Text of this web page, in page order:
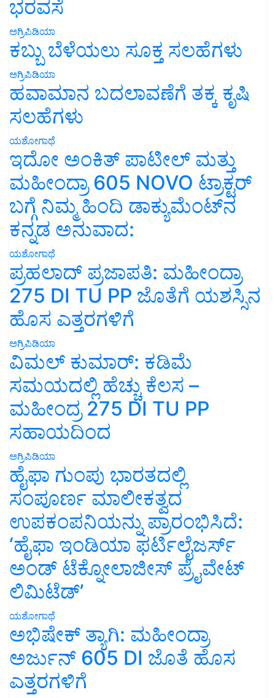
ಭರವಸೆ
ಅಗ್ರಿಪಿಡಿಯಾ
ಕಬ್ಬು ಬೆಳೆಯಲು ಸೂಕ್ತ ಸಲಹೆಗಳು
ಅಗ್ರಿಪಿಡಿಯಾ
ಹವಾಮಾನ ಬದಲಾವಣೆಗೆ ತಕ್ಕ ಕೃಷಿ
ಸಲಹೆಗಳು
ಯಶೋಗಾಥೆ
ಇದೋ ಅಂಕಿತ್ ಪಾಟೀಲ್ ಮತ್ತು
ಮಹೀಂದ್ರಾ 605 NOVO ಟ್ರಾಕ್ಟರ್
ಬಗ್ಗೆ ನಿಮ್ಮ ಹಿಂದಿ ಡಾಕ್ಯುಮೆಂಟ್‌ನ
ಕನ್ನಡ ಅನುವಾದ:
ಯಶೋಗಾಥೆ
ಪ್ರಹಲಾದ್ ಪ್ರಜಾಪತಿ: ಮಹೀಂದ್ರಾ
275 DI TU PP ಜೊತೆಗೆ ಯಶಸ್ಸಿನ
ಹೊಸ ಎತ್ತರಗಳಿಗೆ
ಅಗ್ರಿಪಿಡಿಯಾ
ವಿಮಲ್ ಕುಮಾರ್: ಕಡಿಮೆ
ಸಮಯದಲ್ಲಿ ಹೆಚ್ಚು ಕೆಲಸ –
ಮಹೀಂದ್ರ 275 DI TU PP
ಸಹಾಯದಿಂದ
ಅಗ್ರಿಪಿಡಿಯಾ
ಹೈಫಾ ಗುಂಪು ಭಾರತದಲ್ಲಿ
ಸಂಪೂರ್ಣ ಮಾಲೀಕತ್ವದ
ಉಪಕಂಪನಿಯನ್ನು ಪ್ರಾರಂಭಿಸಿದೆ:
‘ಹೈಫಾ ಇಂಡಿಯಾ ಫರ್ಟಿಲೈಜರ್ಸ್
ಅಂಡ್ ಟೆಕ್ನೋಲಾಜೀಸ್ ಪ್ರೈವೇಟ್
ಲಿಮಿಟೆಡ್’
ಯಶೋಗಾಥೆ
ಅಭಿಷೇಕ್ ತ್ಯಾಗಿ: ಮಹೀಂದ್ರಾ
ಅರ್ಜುನ್ 605 DI ಜೊತೆ ಹೊಸ
ಎತ್ತರಗಳಿಗೆ